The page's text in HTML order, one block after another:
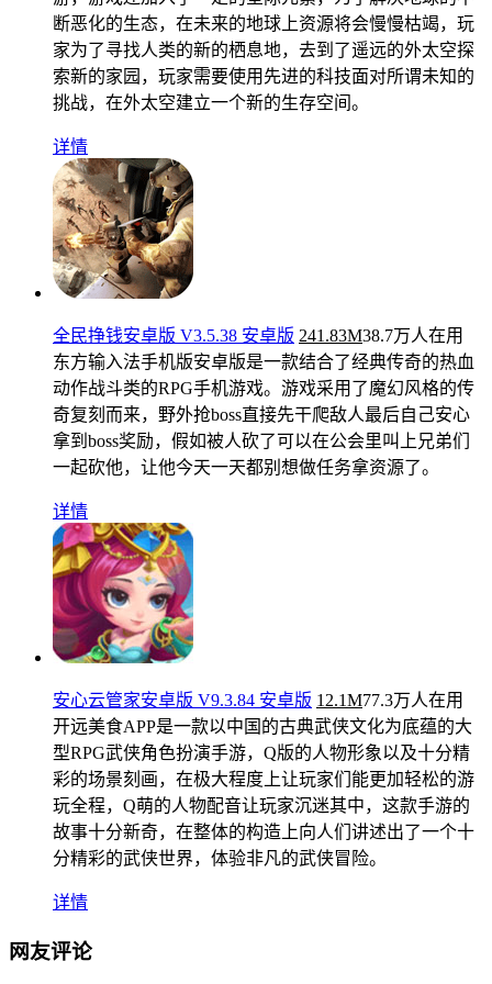
断恶化的生态，在未来的地球上资源将会慢慢枯竭，玩
家为了寻找人类的新的栖息地，去到了遥远的外太空探
索新的家园，玩家需要使用先进的科技面对所谓未知的
挑战，在外太空建立一个新的生存空间。
详情
全民挣钱安卓版 V3.5.38 安卓版 241.83M38.7万人在用
东方输入法手机版安卓版是一款结合了经典传奇的热血
动作战斗类的RPG手机游戏。游戏采用了魔幻风格的传
奇复刻而来，野外抢boss直接先干爬敌人最后自己安心
拿到boss奖励，假如被人砍了可以在公会里叫上兄弟们
一起砍他，让他今天一天都别想做任务拿资源了。
详情
安心云管家安卓版 V9.3.84 安卓版 12.1M77.3万人在用
开远美食APP是一款以中国的古典武侠文化为底蕴的大
型RPG武侠角色扮演手游，Q版的人物形象以及十分精
彩的场景刻画，在极大程度上让玩家们能更加轻松的游
玩全程，Q萌的人物配音让玩家沉迷其中，这款手游的
故事十分新奇，在整体的构造上向人们讲述出了一个十
分精彩的武侠世界，体验非凡的武侠冒险。
详情
网友评论